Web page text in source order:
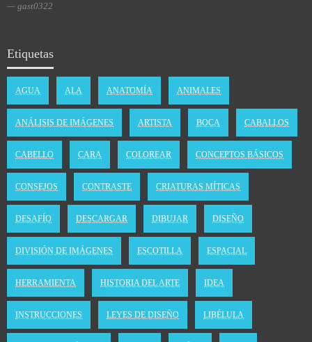
gast0322
Etiquetas
AGUA ALA ANATOMÍA ANIMALES
ANÁLISIS DE IMÁGENES ARTISTA BOCA CABALLOS
CABELLO CARA COLOREAR CONCEPTOS BÁSICOS
CONSEJOS CONTRASTE CRIATURAS MÍTICAS
DESAFÍO DESCARGAR DIBUJAR DISEÑO
DIVISIÓN DE IMÁGENES ESCOTILLA ESPACIAL
HERRAMIENTA HISTORIA DEL ARTE IDEA
INSTRUCCIONES LEYES DE DISEÑO LIBÉLULA